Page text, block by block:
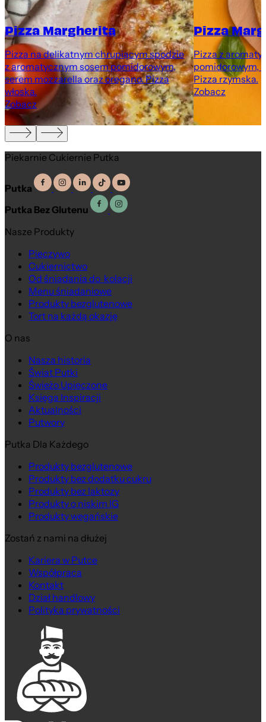
Pizza włoska
Pizza Margherita
Pizza na delikatnym chrupiącym spodzie
z aromatycznym sosem pomidorowym,
serem mozzarella oraz oregano. Pizza
włoska.
Zobacz
Pizza
Pizza z
pomidorowym,
Pizza rzymska.
Zobacz
Piekarnie Cukiernie Putka
Putka
Putka Bez Glutenu
Nasze Produkty
Pieczywo
Cukiernictwo
Od śniadania do kolacji
Menu śniadaniowe
Produkty bezglutenowe
Tort na każdą okazję
O nas
Nasza historia
Świat Putki
Świeżo Upieczone
Księga Inspiracji
Aktualności
Putwory
Putka Dla Każdego
Produkty bezglutenowe
Produkty bez dodatku cukru
Produkty bez laktozy
Produkty o niskim IG
Produkty wegańskie
Zostań z nami na dłużej
Kariera w Putce
Współpraca
Kontakt
Dział handlowy
Polityka prywatności